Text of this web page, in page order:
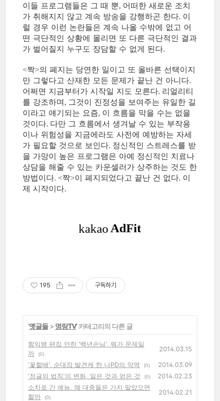
이들 프로그램들은 그 때 뿐, 어떠한 새로운 조치
가 취해지지 않고 계속 방송을 강행하곤 한다. 이
럴 경우 이런 논란들은 계속 나올 수밖에 없고 어
떤 극단적인 상황에 몰리면 또 다른 극단적인 결과
가 벌어질지 누구도 장담할 수 없게 된다.
<짝>의 폐지는 당연한 일이고 또 올바른 선택이지
만 그렇다고 산재한 모든 문제가 끝난 건 아니다.
어쩌면 지금부터가 시작일 지도 모른다. 리얼리티
를 강조하며, 그것이 진정성을 보여주는 유일한 길
이라고 얘기되는 요즘, 이 흐름을 막을 수는 없을
것이다. 다만 그 흐름에서 생겨날 수 있는 부작용
이나 위험성을 지금에라도 사전에 예방하는 자세
가 필요할 것으로 보인다. 정신적인 스트레스를 받
을 가망이 높은 프로그램은 아예 정신적인 치료나
상담을 해줄 수 있는 카운셀러가 상주하는 것도 한
방법이다. <짝>이 폐지되었다고 끝난 건 없다. 이
제 시작이다.
195 구독하기
'옛글들> 명랑TV' 카테고리의 다른 글
함익병 편집 안한 '백년손님', 뭐가 문제일
까
(0)
2014.03.15
'꽃할배', 순대장 발견케 한 나PD의 악역
(0)
2014.03.09
'정글의 법칙'의 변화, 잃은 것과 얻은 것
(0)
2014.02.23
소치로 간 예능, 왜 대중들은 가지 말았으면
할까
(0)
2014.02.21